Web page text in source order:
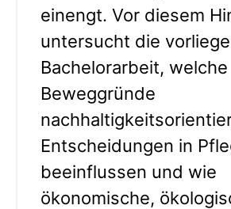
einengt. Vor diesem
untersucht die
Bachelorarbeit, welche
Beweggründe
Entscheidungen in
beeinflussen und wie
ökonomische,